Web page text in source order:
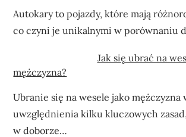
Autokary to pojazdy, które mają
co czyni je unikalnymi w porównaniu
Jak się ubrać na
mężczyzna?
Ubranie się na wesele jako mężczyzna
uwzględnienia kilku kluczowych
w doborze…